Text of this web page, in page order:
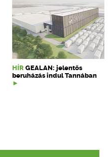
HÍR GEALAN: jelentős
beruházás indul Tannában